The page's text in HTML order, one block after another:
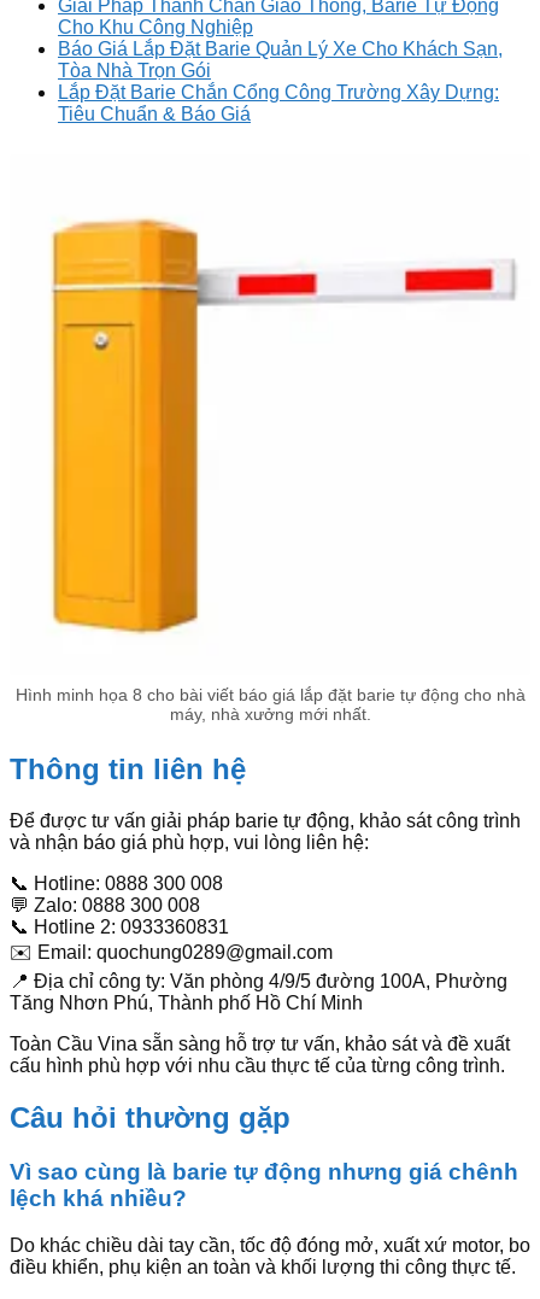
Giải Pháp Thanh Chắn Giao Thông, Barie Tự Động
Cho Khu Công Nghiệp
Báo Giá Lắp Đặt Barie Quản Lý Xe Cho Khách Sạn,
Tòa Nhà Trọn Gói
Lắp Đặt Barie Chắn Cổng Công Trường Xây Dựng:
Tiêu Chuẩn & Báo Giá
Hình minh họa 8 cho bài viết báo giá lắp đặt barie tự động cho nhà
máy, nhà xưởng mới nhất.
Thông tin liên hệ
Để được tư vấn giải pháp barie tự động, khảo sát công trình
và nhận báo giá phù hợp, vui lòng liên hệ:
📞 Hotline: 0888 300 008
💬 Zalo: 0888 300 008
📞 Hotline 2: 0933360831
✉️ Email: quochung0289@gmail.com
📍 Địa chỉ công ty: Văn phòng 4/9/5 đường 100A, Phường
Tăng Nhơn Phú, Thành phố Hồ Chí Minh
Toàn Cầu Vina sẵn sàng hỗ trợ tư vấn, khảo sát và đề xuất
cấu hình phù hợp với nhu cầu thực tế của từng công trình.
Câu hỏi thường gặp
Vì sao cùng là barie tự động nhưng giá chênh
lệch khá nhiều?
Do khác chiều dài tay cần, tốc độ đóng mở, xuất xứ motor, bo
điều khiển, phụ kiện an toàn và khối lượng thi công thực tế.